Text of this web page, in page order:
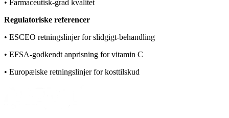
• Farmaceutisk-grad kvalitet
Regulatoriske referencer
• ESCEO retningslinjer for slidgigt-behandling
• EFSA-godkendt anprisning for vitamin C
• Europæiske retningslinjer for kosttilskud